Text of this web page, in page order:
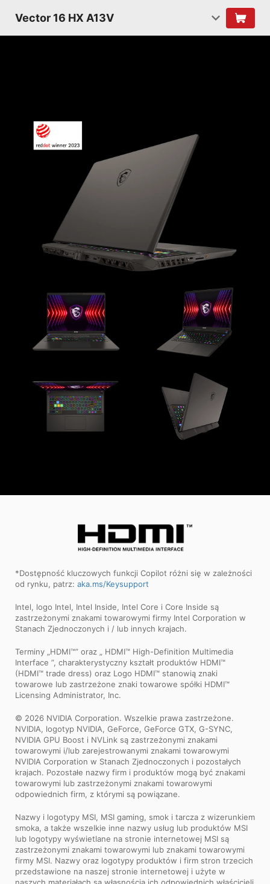
Vector 16 HX A13V
*Dostępność kluczowych funkcji Copilot różni się w zależności
od rynku, patrz: aka.ms/Keysupport
Intel, logo Intel, Intel Inside, Intel Core i Core Inside są
zastrzeżonymi znakami towarowymi firmy Intel Corporation w
Stanach Zjednoczonych i / lub innych krajach.
Terminy „HDMI™” oraz „ HDMI™ High-Definition Multimedia
Interface ”, charakterystyczny kształt produktów HDMI™
(HDMI™ trade dress) oraz Logo HDMI™ stanowią znaki
towarowe lub zastrzeżone znaki towarowe spółki HDMI™
Licensing Administrator, Inc.
© 2026 NVIDIA Corporation. Wszelkie prawa zastrzeżone.
NVIDIA, logotyp NVIDIA, GeForce, GeForce GTX, G-SYNC,
NVIDIA GPU Boost i NVLink są zastrzeżonymi znakami
towarowymi i/lub zarejestrowanymi znakami towarowymi
NVIDIA Corporation w Stanach Zjednoczonych i pozostałych
krajach. Pozostałe nazwy firm i produktów mogą być znakami
towarowymi lub zastrzeżonymi znakami towarowymi
odpowiednich firm, z którymi są powiązane.
Nazwy i logotypy MSI, MSI gaming, smok i tarcza z wizerunkiem
smoka, a także wszelkie inne nazwy usług lub produktów MSI
lub logotypy wyświetlane na stronie internetowej MSI są
zastrzeżonymi znakami towarowymi lub znakami towarowymi
firmy MSI. Nazwy oraz logotypy produktów i firm stron trzecich
przedstawione na naszej stronie internetowej i użyte w